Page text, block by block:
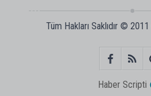
Tüm Hakları Saklıdır © 2011
Haber Scripti